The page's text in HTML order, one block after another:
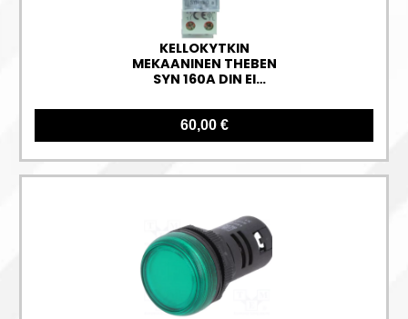
KELLOKYTKIN
MEKAANINEN THEBEN
SYN 160A DIN EI
60,00 €